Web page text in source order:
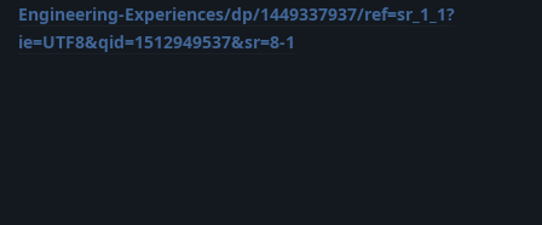
Engineering-Experiences/dp/1449337937/ref=sr_1_1?
ie=UTF8&qid=1512949537&sr=8-1